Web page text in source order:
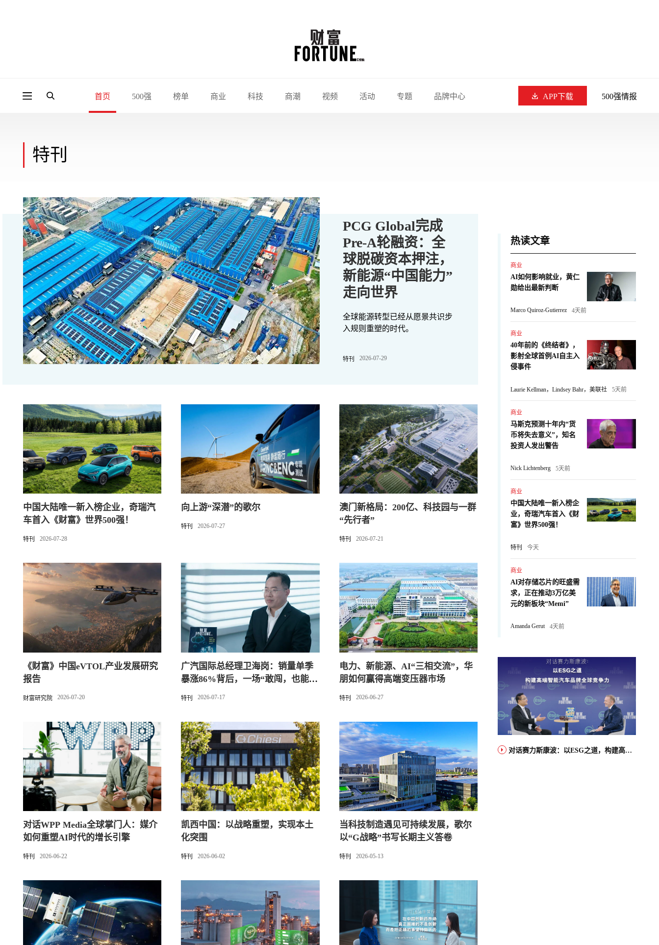
首页 500强 榜单 商业 科技 商潮 视频 活动 专题 品牌中心 APP下载 500强情报
特刊
PCG Global完成
Pre-A轮融资：全
球脱碳资本押注，
新能源“中国能力”
走向世界
全球能源转型已经从愿景共识步
入规则重塑的时代。
特刊 2026-07-29
中国大陆唯一新入榜企业，奇瑞汽
车首入《财富》世界500强！
特刊 2026-07-28
向上游“深潜”的歌尔
特刊 2026-07-27
澳门新格局：200亿、科技园与一群
“先行者”
特刊 2026-07-21
《财富》中国eVTOL产业发展研究
报告
财富研究院 2026-07-20
广汽国际总经理卫海岗：销量单季
暴涨86%背后，一场“敢闯，也能
特刊 2026-07-17
电力、新能源、AI“三相交流”，华
朋如何赢得高端变压器市场
特刊 2026-06-27
对话WPP Media全球掌门人：媒介
如何重塑AI时代的增长引擎
特刊 2026-06-22
凯西中国：以战略重塑，实现本土
化突围
特刊 2026-06-02
当科技制造遇见可持续发展，歌尔
以“G战略”书写长期主义答卷
特刊 2026-05-13
热读文章
商业
AI如何影响就业，黄仁
勋给出最新判断
Marco Quiroz-Gutierrez 4天前
商业
40年前的《终结者》，
影射全球首例AI自主入
侵事件
Laurie Kellman，Lindsey Bahr，美联社 5天前
商业
马斯克预测十年内“货
币将失去意义”，知名
投资人发出警告
Nick Lichtenberg 5天前
商业
中国大陆唯一新入榜企
业，奇瑞汽车首入《财
富》世界500强！
特刊 今天
商业
AI对存储芯片的旺盛需
求，正在推动3万亿美
元的新板块“Memi”
Amanda Gerut 4天前
对话赛力斯康波：以ESG之道，构建高端智能汽车品牌全球竞争力